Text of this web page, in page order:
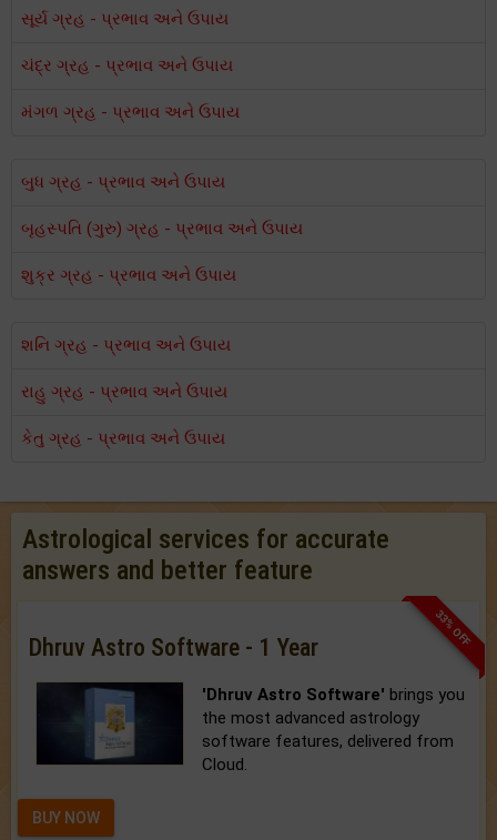
સૂર્ય ગ્રહ - પ્રભાવ અને ઉપાય
ચંદ્ર ગ્રહ - પ્રભાવ અને ઉપાય
મંગળ ગ્રહ - પ્રભાવ અને ઉપાય
બુધ ગ્રહ - પ્રભાવ અને ઉપાય
બૃહસ્પતિ (ગુરુ) ગ્રહ - પ્રભાવ અને ઉપાય
શુક્ર ગ્રહ - પ્રભાવ અને ઉપાય
શનિ ગ્રહ - પ્રભાવ અને ઉપાય
રાહુ ગ્રહ - પ્રભાવ અને ઉપાય
કેતુ ગ્રહ - પ્રભાવ અને ઉપાય
Astrological services for accurate
answers and better feature
33% OFF
Dhruv Astro Software - 1 Year
'Dhruv Astro Software' brings you
the most advanced astrology
software features, delivered from
Cloud.
BUY NOW